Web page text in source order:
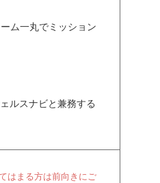
ム一丸でミッション
ルスナビと兼務する
はまる方は前向きにご